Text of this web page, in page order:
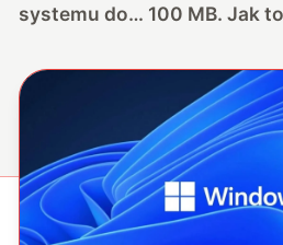
systemu do… 100 MB. Jak